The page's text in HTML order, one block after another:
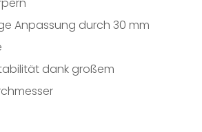
Anpassung durch 30 mm
dank großem